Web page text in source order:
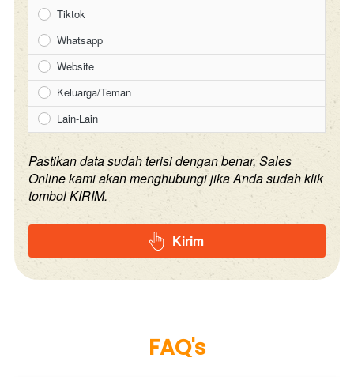
Tiktok
Whatsapp
Website
Keluarga/Teman
Lain-Lain
Pastikan data sudah terisi dengan benar, Sales
Online kami akan menghubungi jika Anda sudah klik
tombol KIRIM.
` Kirim
FAQ's